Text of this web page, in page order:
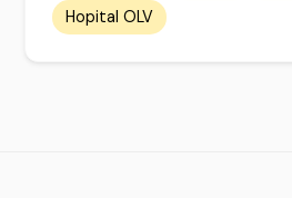
Hopital OLV